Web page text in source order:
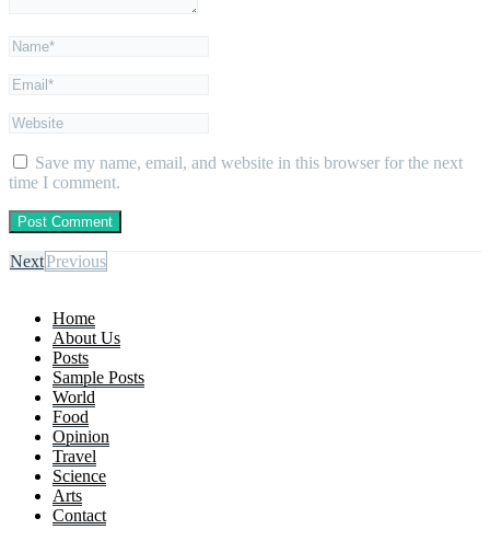
Save my name, email, and website in this browser for the next
time I comment.
NextPrevious
Home
About Us
Posts
Sample Posts
World
Food
Opinion
Travel
Science
Arts
Contact